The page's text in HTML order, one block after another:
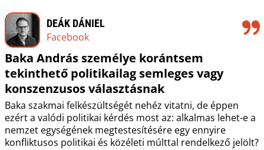
DEÁK DÁNIEL
Facebook
Baka András személye korántsem
tekinthető politikailag semleges vagy
konszenzusos választásnak
Baka szakmai felkészültségét nehéz vitatni, de éppen
ezért a valódi politikai kérdés most az: alkalmas lehet-e a
nemzet egységének megtestesítésére egy ennyire
konfliktusos politikai és közéleti múlttal rendelkező jelölt?